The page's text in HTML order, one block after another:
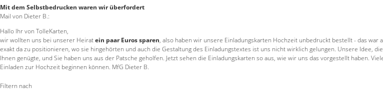
Mit dem Selbstbedrucken waren wir überfordert
Mail von Dieter B.:
Hallo Ihr von TolleKarten,
wir wollten uns bei unserer Heiratein paar Euros sparen, also haben wir unsere Einladungskarten Hochzeit unbedruckt bestellt - das
exakt da zu positionieren, wo sie hingehörten und auch die Gestaltung des Einladungstextes ist uns nicht wirklich gelungen. Unsere Idee,
Ihnen genügte, und Sie haben uns aus der Patsche geholfen. Jetzt sehen die Einladungskarten so aus, wie wir uns das vorgestellt haben.
Einladen zur Hochzeit beginnen können. MfG Dieter B.
Filtern nach